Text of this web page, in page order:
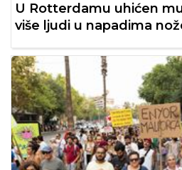
U Rotterdamu uhićen
više ljudi u napadima